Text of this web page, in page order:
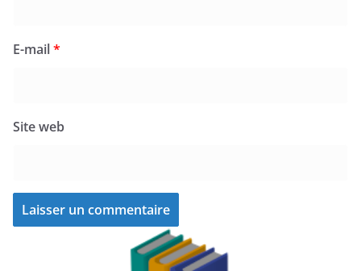
E-mail*
Site web